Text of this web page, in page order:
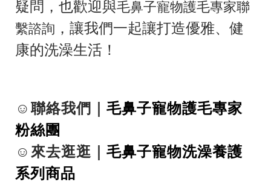
疑問， 也歡迎與毛鼻子寵物護毛專家聯
繫諮詢 ，讓我們一起讓打造優雅、健
康的洗澡生活！
☺聯絡我們｜ 毛鼻子寵物護毛專家
粉絲團
☺來去逛逛｜ 毛鼻子寵物洗澡養護
系列商品